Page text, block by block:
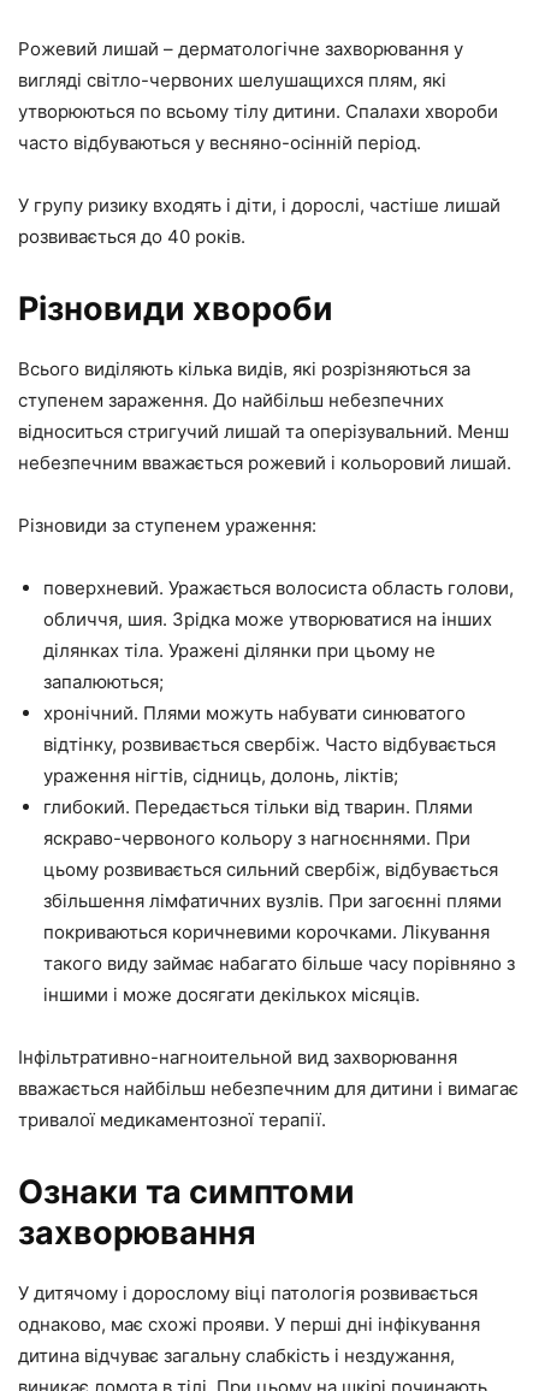
Рожевий лишай – дерматологічне захворювання у
вигляді світло-червоних шелушащихся плям, які
утворюються по всьому тілу дитини. Спалахи хвороби
часто відбуваються у весняно-осінній період.
У групу ризику входять і діти, і дорослі, частіше лишай
розвивається до 40 років.
Різновиди хвороби
Всього виділяють кілька видів, які розрізняються за
ступенем зараження. До найбільш небезпечних
відноситься стригучий лишай та оперізувальний. Менш
небезпечним вважається рожевий і кольоровий лишай.
Різновиди за ступенем ураження:
поверхневий. Уражається волосиста область голови,
обличчя, шия. Зрідка може утворюватися на інших
ділянках тіла. Уражені ділянки при цьому не
запалюються;
хронічний. Плями можуть набувати синюватого
відтінку, розвивається свербіж. Часто відбувається
ураження нігтів, сідниць, долонь, ліктів;
глибокий. Передається тільки від тварин. Плями
яскраво-червоного кольору з нагноєннями. При
цьому розвивається сильний свербіж, відбувається
збільшення лімфатичних вузлів. При загоєнні плями
покриваються коричневими корочками. Лікування
такого виду займає набагато більше часу порівняно з
іншими і може досягати декількох місяців.
Інфільтративно-нагноительной вид захворювання
вважається найбільш небезпечним для дитини і вимагає
тривалої медикаментозної терапії.
Ознаки та симптоми
захворювання
У дитячому і дорослому віці патологія розвивається
однаково, має схожі прояви. У перші дні інфікування
дитина відчуває загальну слабкість і нездужання,